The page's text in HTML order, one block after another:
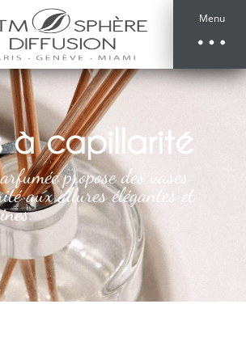
Menu
à capillarité
propose des vases
aux allures élégantes et